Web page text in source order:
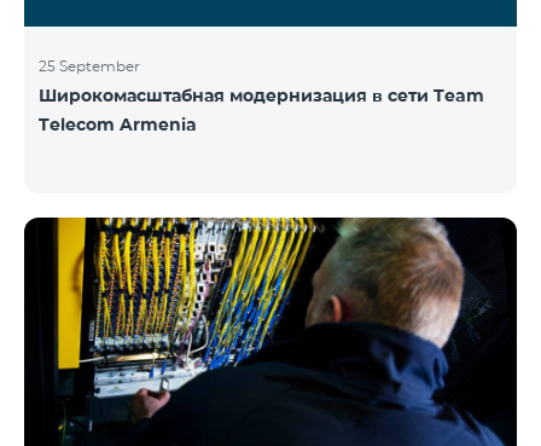
25 September
Широкомасштабная модернизация в сети Team
Telecom Armenia